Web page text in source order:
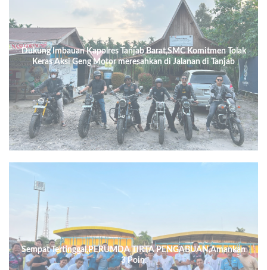
Dukung Imbauan Kapolres Tanjab Barat,SMC Komitmen Tolak
Keras Aksi Geng Motor meresahkan di Jalanan di Tanjab
Barat.
Sempat Tertinggal,PERUMDA TIRTA PENGABUAN,Amankan
3 Poin.